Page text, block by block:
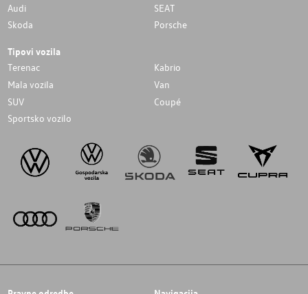
Audi
SEAT
Skoda
Porsche
Tipovi vozila
Terenac
Kabrio
Mala vozila
Van
SUV
Coupé
Sportsko vozilo